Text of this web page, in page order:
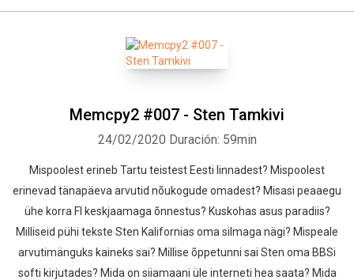
Memcpy2 #007 - Sten Tamkivi
24/02/2020 Duración: 59min
Mispoolest erineb Tartu teistest Eesti linnadest? Mispoolest
erinevad tänapäeva arvutid nõukogude omadest? Misasi peaaegu
ühe korra FI keskjaamaga õnnestus? Kuskohas asus paradiis?
Milliseid pühi tekste Sten Kalifornias oma silmaga nägi? Mispeale
arvutimänguks kaineks sai? Millise õppetunni sai Sten oma BBSi
softi kirjutades? Mida on siiamaani üle interneti hea saata? Mida